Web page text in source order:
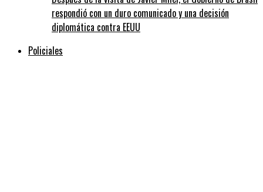
respondió con un duro comunicado y una decisión
diplomática contra EEUU
Policiales